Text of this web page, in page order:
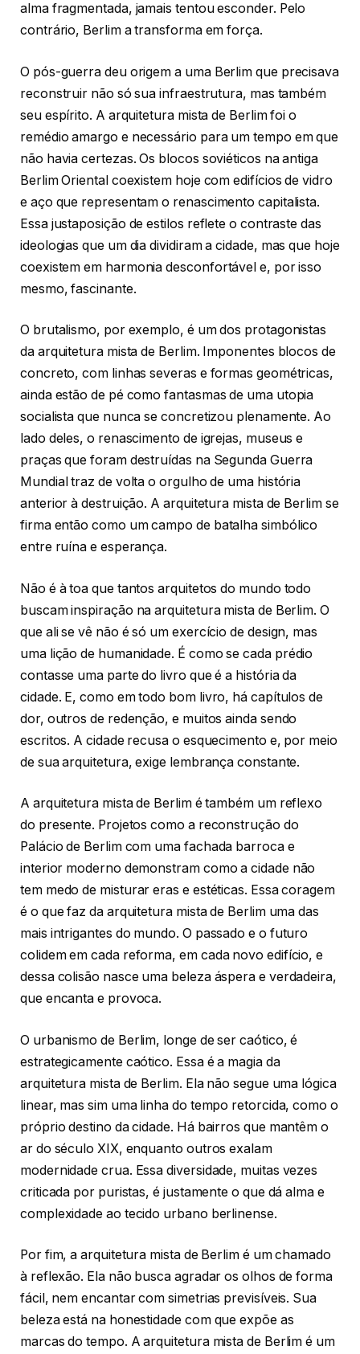
alma fragmentada, jamais tentou esconder. Pelo
contrário, Berlim a transforma em força.
O pós-guerra deu origem a uma Berlim que precisava
reconstruir não só sua infraestrutura, mas também
seu espírito. A arquitetura mista de Berlim foi o
remédio amargo e necessário para um tempo em que
não havia certezas. Os blocos soviéticos na antiga
Berlim Oriental coexistem hoje com edifícios de vidro
e aço que representam o renascimento capitalista.
Essa justaposição de estilos reflete o contraste das
ideologias que um dia dividiram a cidade, mas que hoje
coexistem em harmonia desconfortável e, por isso
mesmo, fascinante.
O brutalismo, por exemplo, é um dos protagonistas
da arquitetura mista de Berlim. Imponentes blocos de
concreto, com linhas severas e formas geométricas,
ainda estão de pé como fantasmas de uma utopia
socialista que nunca se concretizou plenamente. Ao
lado deles, o renascimento de igrejas, museus e
praças que foram destruídas na Segunda Guerra
Mundial traz de volta o orgulho de uma história
anterior à destruição. A arquitetura mista de Berlim se
firma então como um campo de batalha simbólico
entre ruína e esperança.
Não é à toa que tantos arquitetos do mundo todo
buscam inspiração na arquitetura mista de Berlim. O
que ali se vê não é só um exercício de design, mas
uma lição de humanidade. É como se cada prédio
contasse uma parte do livro que é a história da
cidade. E, como em todo bom livro, há capítulos de
dor, outros de redenção, e muitos ainda sendo
escritos. A cidade recusa o esquecimento e, por meio
de sua arquitetura, exige lembrança constante.
A arquitetura mista de Berlim é também um reflexo
do presente. Projetos como a reconstrução do
Palácio de Berlim com uma fachada barroca e
interior moderno demonstram como a cidade não
tem medo de misturar eras e estéticas. Essa coragem
é o que faz da arquitetura mista de Berlim uma das
mais intrigantes do mundo. O passado e o futuro
colidem em cada reforma, em cada novo edifício, e
dessa colisão nasce uma beleza áspera e verdadeira,
que encanta e provoca.
O urbanismo de Berlim, longe de ser caótico, é
estrategicamente caótico. Essa é a magia da
arquitetura mista de Berlim. Ela não segue uma lógica
linear, mas sim uma linha do tempo retorcida, como o
próprio destino da cidade. Há bairros que mantêm o
ar do século XIX, enquanto outros exalam
modernidade crua. Essa diversidade, muitas vezes
criticada por puristas, é justamente o que dá alma e
complexidade ao tecido urbano berlinense.
Por fim, a arquitetura mista de Berlim é um chamado
à reflexão. Ela não busca agradar os olhos de forma
fácil, nem encantar com simetrias previsíveis. Sua
beleza está na honestidade com que expõe as
marcas do tempo. A arquitetura mista de Berlim é um